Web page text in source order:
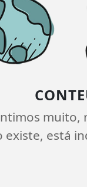
muito,
existe, está